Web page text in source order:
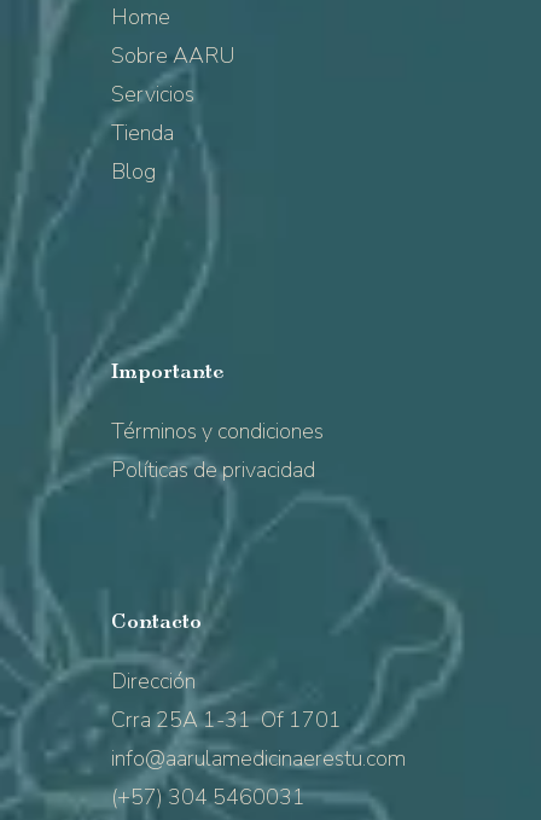
Home
Sobre AARU
Servicios
Tienda
Blog
Importante
Términos y condiciones
Políticas de privacidad
Contacto
Dirección
Crra 25A 1-31 Of 1701
info@aarulamedicinaerestu.com
(+57) 304 5460031